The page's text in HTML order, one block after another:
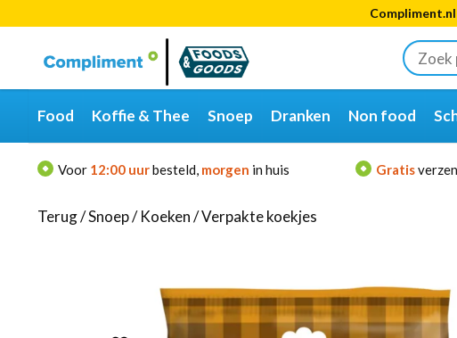
Zoeken
naar:
Categorieën
Merken
Food Koffie & Thee Snoep Dranken Non food
Voor 12:00 uurbesteld, morgen in huis Gratis
Terug/Snoep/Koeken/Verpakte koekjes